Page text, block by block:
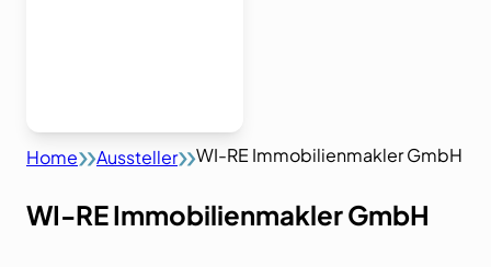
Home Aussteller WI-RE Immobilienmakler GmbH
WI-RE Immobilienmakler GmbH